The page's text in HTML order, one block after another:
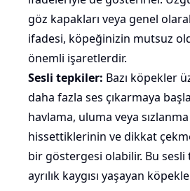
göz kapakları veya genel
ifadesi, köpeğinizin mutsuz
önemli işaretlerdir.
Sesli tepkiler: Bazı köpekler
daha fazla ses çıkarmaya
havlama, uluma veya sızlanma
hissettiklerinin ve dikkat
bir göstergesi olabilir. Bu
ayrılık kaygısı yaşayan